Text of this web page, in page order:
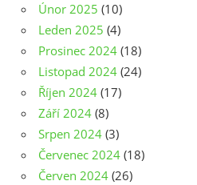
Únor 2025 (10)
Leden 2025 (4)
Prosinec 2024 (18)
Listopad 2024 (24)
Říjen 2024 (17)
Září 2024 (8)
Srpen 2024 (3)
Červenec 2024 (18)
Červen 2024 (26)